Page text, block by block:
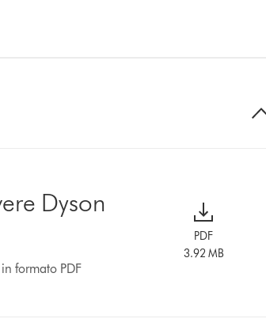
Dyson
formato PDF
PDF
3.92 MB